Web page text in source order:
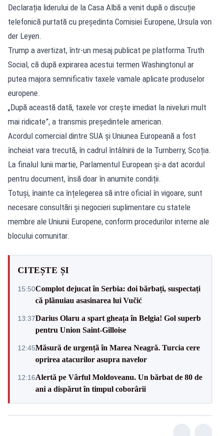
Declarația liderului de la Casa Albă a venit după o discuție
telefonică purtată cu președinta Comisiei Europene, Ursula von
der Leyen.
Trump a avertizat, într-un mesaj publicat pe platforma Truth
Social, că după expirarea acestui termen Washingtonul ar
putea majora semnificativ taxele vamale aplicate produselor
europene.
„După această dată, taxele vor crește imediat la niveluri mult
mai ridicate”, a transmis președintele american.
Acordul comercial dintre SUA și Uniunea Europeană a fost
încheiat vara trecută, în cadrul întâlnirii de la Turnberry, Scoția.
La finalul lunii martie, Parlamentul European și-a dat acordul
pentru document, însă doar în anumite condiții.
Totuși, înainte ca înțelegerea să intre oficial în vigoare, sunt
necesare consultări și negocieri suplimentare cu statele
membre ale Uniunii Europene, conform procedurilor interne ale
blocului comunitar.
CITEȘTE ȘI
15:50Complot dejucat în Serbia: doi bărbați, suspectați
că plănuiau asasinarea lui Vučić
13:37Darius Olaru a spart gheața în Belgia! Gol superb
pentru Union Saint-Gilloise
12:45Măsură de urgență în Marea Neagră. Turcia cere
oprirea atacurilor asupra navelor
12:16Alertă pe Vârful Moldoveanu. Un bărbat de 80 de
ani a dispărut în timpul coborârii